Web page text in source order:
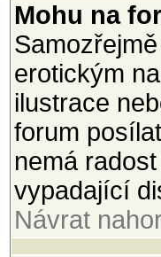
Mohu na
erotickým
ilustrace
forum
nemá
vypadající
Návrat